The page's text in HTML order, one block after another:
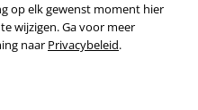
op elk gewenst moment hier
wijzigen. Ga voor meer
naar Privacybeleid.